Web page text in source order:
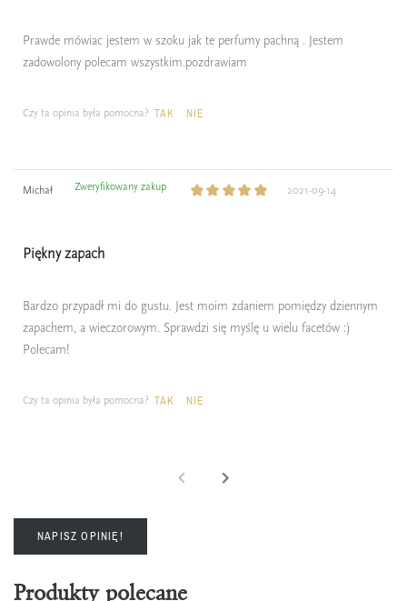
Prawde mówiac jestem w szoku jak te perfumy pachną . Jestem
zadowolony polecam wszystkim.pozdrawiam
Czy ta opinia była pomocna? TAK NIE
Michał Zweryfikowany zakup 2021-09-14
Piękny zapach
Bardzo przypadł mi do gustu. Jest moim zdaniem pomiędzy dziennym
zapachem, a wieczorowym. Sprawdzi się myślę u wielu facetów :)
Polecam!
Czy ta opinia była pomocna? TAK NIE
NAPISZ OPINIĘ!
Produkty polecane